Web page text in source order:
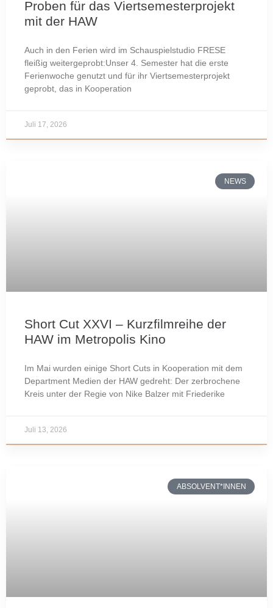
Proben für das Viertsemesterprojekt
mit der HAW
Auch in den Ferien wird im Schauspielstudio FRESE
fleißig weitergeprobt:Unser 4. Semester hat die erste
Ferienwoche genutzt und für ihr Viertsemesterprojekt
geprobt, das in Kooperation
Juli 17, 2026
NEWS
Short Cut XXVI – Kurzfilmreihe der
HAW im Metropolis Kino
Im Mai wurden einige Short Cuts in Kooperation mit dem
Department Medien der HAW gedreht: Der zerbrochene
Kreis unter der Regie von Nike Balzer mit Friederike
Juli 13, 2026
ABSOLVENT*INNEN